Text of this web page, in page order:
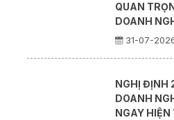
QUAN
DOANH
31-07-
NGHỊ ĐỊNH
DOANH
NGAY